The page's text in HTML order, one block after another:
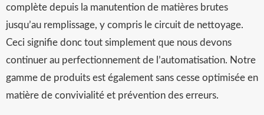
complète depuis la manutention de matières brutes
jusqu’au remplissage, y compris le circuit de nettoyage.
Ceci signifie donc tout simplement que nous devons
continuer au perfectionnement de l’automatisation. Notre
gamme de produits est également sans cesse optimisée en
matière de convivialité et prévention des erreurs.